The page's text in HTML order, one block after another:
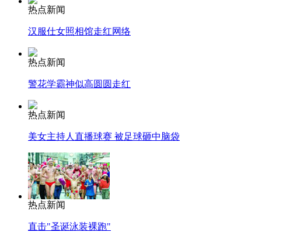
纽约上演“枕头大战”
热点新闻
汉服仕女照相馆走红网络
热点新闻
警花学霸神似高圆圆走红
热点新闻
美女主持人直播球赛 被足球砸中脑袋
热点新闻
直击"圣诞泳装裸跑"